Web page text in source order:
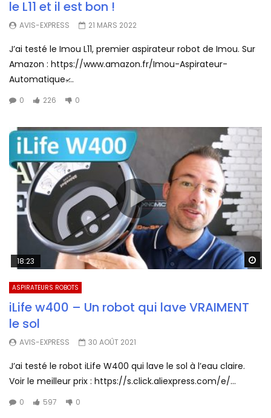
le L11 et il est bon !
AVIS-EXPRESS 21 MARS 2022
J’ai testé le Imou L11, premier aspirateur robot de Imou. Sur
Amazon : https://www.amazon.fr/Imou-Aspirateur-
Automatique-̷...
0 226 0
18:23
ASPIRATEURS ROBOTS
iLife w400 – Un robot qui lave VRAIMENT
le sol
AVIS-EXPRESS 30 AOÛT 2021
J’ai testé le robot iLife W400 qui lave le sol à l’eau claire.
Voir le meilleur prix : https://s.click.aliexpress.com/e/...
0 597 0